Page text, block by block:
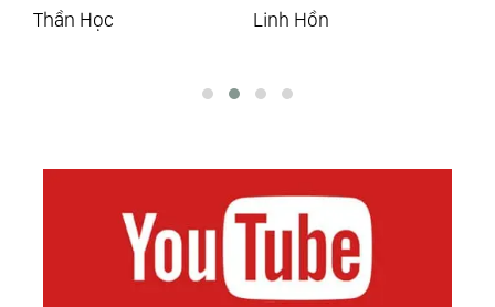
Linh Hồn
Để Nô Lệ Hóa Con